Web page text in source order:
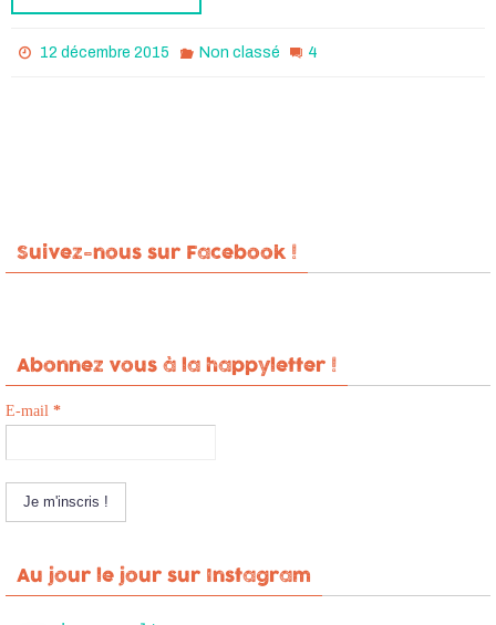
12 décembre 2015 Non classé 4
Suivez-nous sur Facebook !
Abonnez vous à la happyletter !
E-mail *
Au jour le jour sur Instagram